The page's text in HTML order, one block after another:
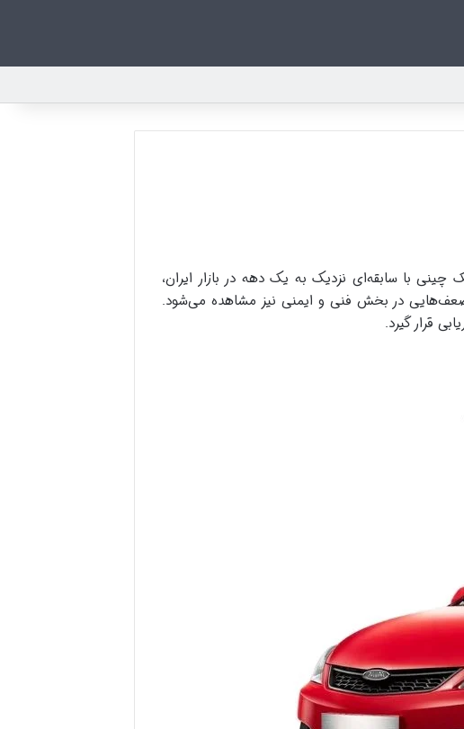
هاچ‌بک چینی با سابقه‌ای نزدیک به یک دهه در بازار ایران،
ضعف‌هایی در بخش فنی و ایمنی نیز مشاهده می‌شود.
قرار گیرد.